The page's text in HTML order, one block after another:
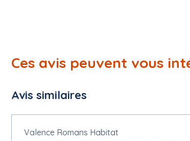
Ces avis peuvent vous
Avis similaires
Valence Romans Habitat